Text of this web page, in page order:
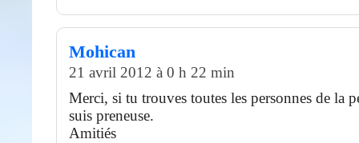
Mohican
21 avril 2012 à 0 h 22 min
Merci, si tu trouves toutes les personnes de la
suis preneuse.
Amitiés